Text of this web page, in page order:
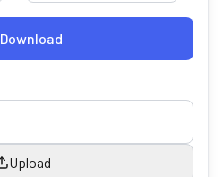
Download
Upload